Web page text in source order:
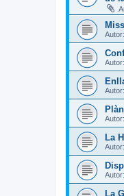
Autor:
Autor:
Autor:
Autor:
La
Autor:
Autor:
La